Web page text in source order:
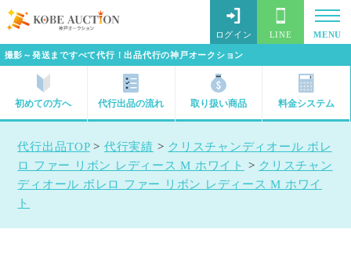
撮影～発送まですべて代行！出品代行の神戸オークション
ログイン LINE MENU
初めての方へ 代行出品の流れ 取り扱い商品 料金システム
代行出品TOP> 代行実績 > クリスチャンディオール ボレ
ロ ファー リボン レディース M ホワイト > クリスチャン
ディオール ボレロ ファー リボン レディース M ホワイ
ト